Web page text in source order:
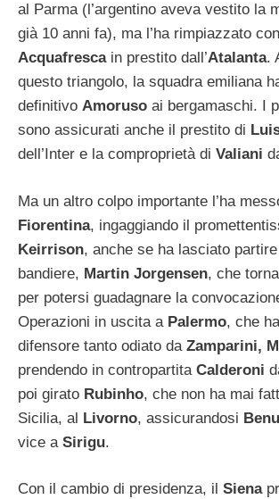
al Parma (l’argentino aveva vestito la
già 10 anni fa), ma l’ha rimpiazzato con
Acquafrescain prestito dall’Atalanta.
questo triangolo, la squadra emiliana
definitivo Amoruso ai bergamaschi. I
sono assicurati anche il prestito di
dell’Inter e la comproprietà di Valiani
Ma un altro colpo importante l’ha
Fiorentina, ingaggiando il
Keirrison, anche se ha lasciato
bandiere, Martin Jorgensen, che
per potersi guadagnare la
Operazioni in uscita a Palermo, che
difensore tanto odiato da Zamparini,
prendendo in contropartita Calderoni
poi girato Rubinho, che non ha mai
Sicilia, al Livorno, assicurandosi
vice a Sirigu.
Con il cambio di presidenza, il Siena